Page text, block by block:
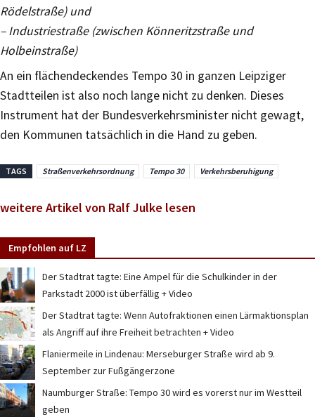
Rödelstraße) und
– Industriestraße (zwischen Könneritzstraße und
Holbeinstraße)
An ein flächendeckendes Tempo 30 in ganzen Leipziger
Stadtteilen ist also noch lange nicht zu denken. Dieses
Instrument hat der Bundesverkehrsminister nicht gewagt,
den Kommunen tatsächlich in die Hand zu geben.
TAGS Straßenverkehrsordnung Tempo 30 Verkehrsberuhigung
weitere Artikel von Ralf Julke lesen
Empfohlen auf LZ
Der Stadtrat tagte: Eine Ampel für die Schulkinder in der
Parkstadt 2000 ist überfällig + Video
Der Stadtrat tagte: Wenn Autofraktionen einen Lärmaktionsplan
als Angriff auf ihre Freiheit betrachten + Video
Flaniermeile in Lindenau: Merseburger Straße wird ab 9.
September zur Fußgängerzone
Naumburger Straße: Tempo 30 wird es vorerst nur im Westteil
geben